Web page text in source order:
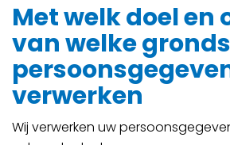
Met welk doel en
van welke
verwerken
Wij verwerken uw